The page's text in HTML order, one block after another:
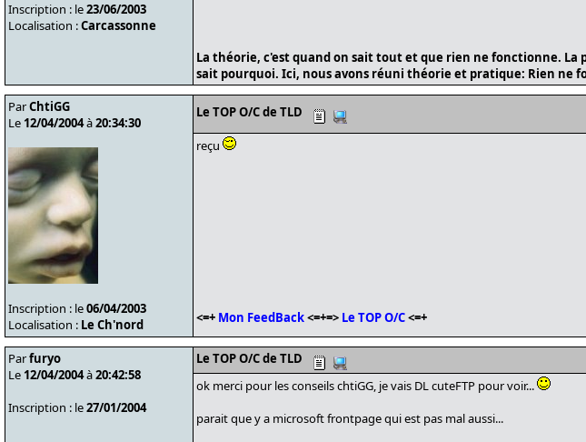
Inscription : le23/06/2003
Localisation :Carcassonne
La théorie, c'est quand on sait tout et que rien ne fonctionne.
sait pourquoi. Ici, nous avons réuni théorie et pratique: Rien ne
ParChtiGG
Le 12/04/2004à20:34:30
Inscription : le06/04/2003
Localisation : Le Ch'nord
Le TOP O/C de TLD
reçu
<=+ Mon FeedBack<=+=> Le TOP O/C<=+
Parfuryo
Le 12/04/2004à20:42:58
Inscription : le27/01/2004
Le TOP O/C de TLD
ok merci pour les conseils chtiGG, je vais DL cuteFTP pour voir...
parait que y a microsoft frontpage qui est pas mal aussi...